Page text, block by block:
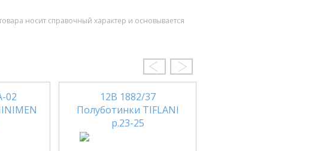
носит справочный характер и основывается
02
12В 1882/37
Полуботинки TIFLANI
р.23-25